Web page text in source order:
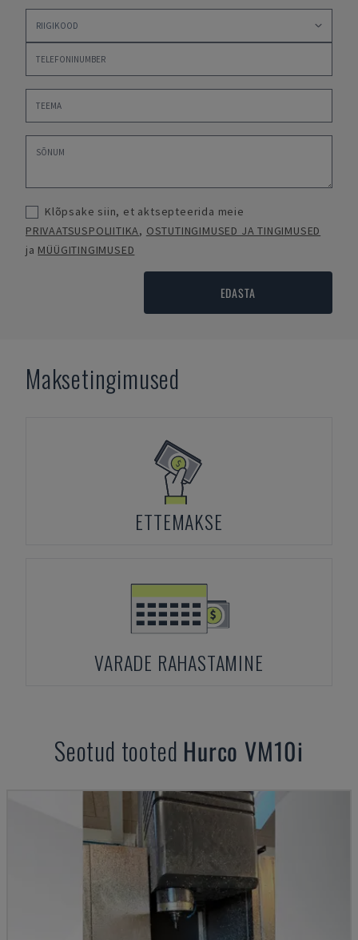
Klõpsake siin, et aktsepteerida meie
PRIVAATSUSPOLIITIKA, OSTUTINGIMUSED JA TINGIMUSED
ja MÜÜGITINGIMUSED
EDASTA
Maksetingimused
ETTEMAKSE
VARADE RAHASTAMINE
Seotud tooted Hurco VM10i